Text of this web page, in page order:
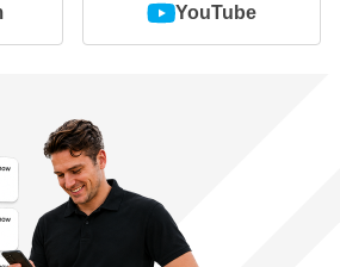
con eccentricità di 15mm
da usare per ogni utente
Edgeless garantiscono un risultato
per un'ispezione dettagliata del risultato
di alta qualità per evitare impronte
YouTube